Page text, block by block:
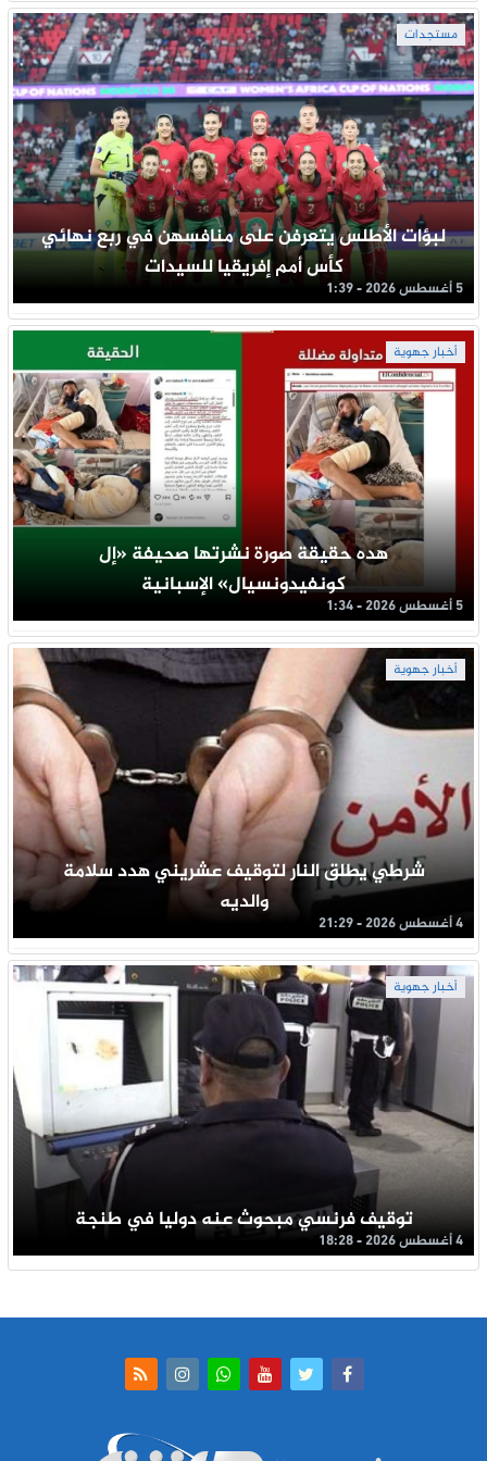
مستجدات
لبؤات الأطلس يتعرفن على منافسهن في ربع نهائي
كأس أمم إفريقيا للسيدات
5 أغسطس 2026 - 1:39
أخبار جهوية
هده حقيقة صورة نشرتها صحيفة «إل
كونفيدونسيال» الإسبانية
5 أغسطس 2026 - 1:34
أخبار جهوية
شرطي يطلق النار لتوقيف عشريني هدد سلامة
والديه
4 أغسطس 2026 - 21:29
أخبار جهوية
توقيف فرنسي مبحوث عنه دوليا في طنجة
4 أغسطس 2026 - 18:28